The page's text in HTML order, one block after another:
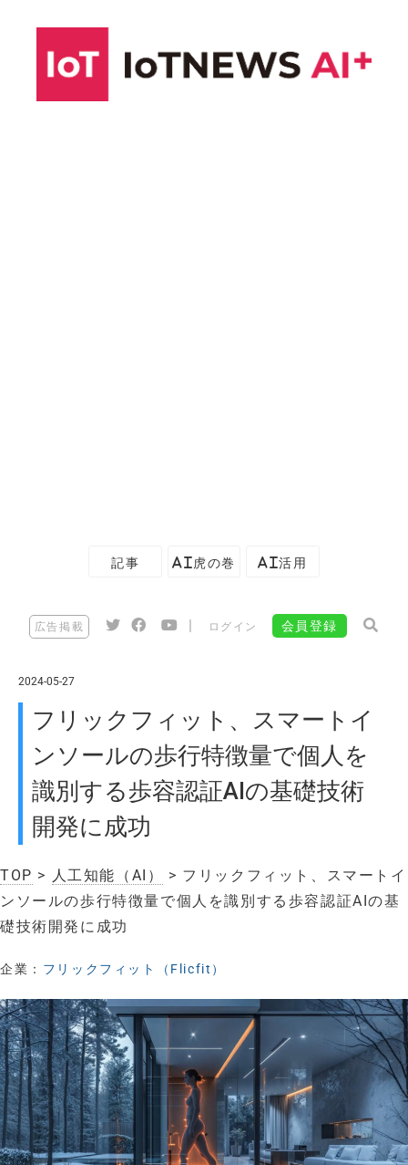
記事 AI虎の巻 AI活用
広告掲載 ログイン 会員登録
2024-05-27
フリックフィット、スマートイ
ンソールの歩行特徴量で個人を
識別する歩容認証AIの基礎技術
開発に成功
TOP > 人工知能（AI）
> フリックフィット、スマートイ
ンソールの歩行特徴量で個人を識別する歩容認証AIの基
礎技術開発に成功
企業： フリックフィット（Flicfit）